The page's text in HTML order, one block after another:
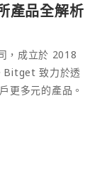
品全解析
，成立於 2018
Bitget 致力於透
更多元的產品。